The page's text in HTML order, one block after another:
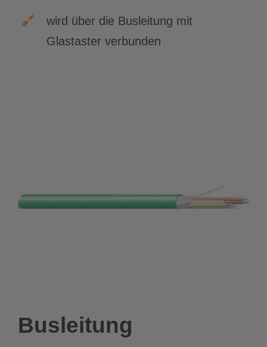
wird über die Busleitung mit
Glastaster verbunden
Busleitung